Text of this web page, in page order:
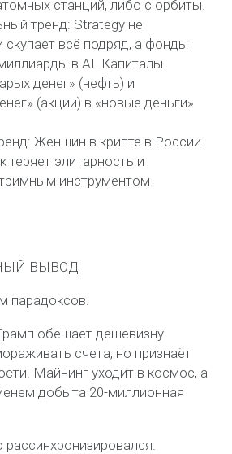
станций, либо с орбиты.
тренд: Strategy не
скупает всё подряд, а фонды
в AI. Капиталы
денег» (нефть) и
(акции) в «новые деньги»
Женщин в крипте в России
теряет элитарность и
инструментом
ВЫВОД
парадоксов.
обещает дешевизну.
счета, но признаёт
Майнинг уходит в космос, а
добыта 20-миллионная